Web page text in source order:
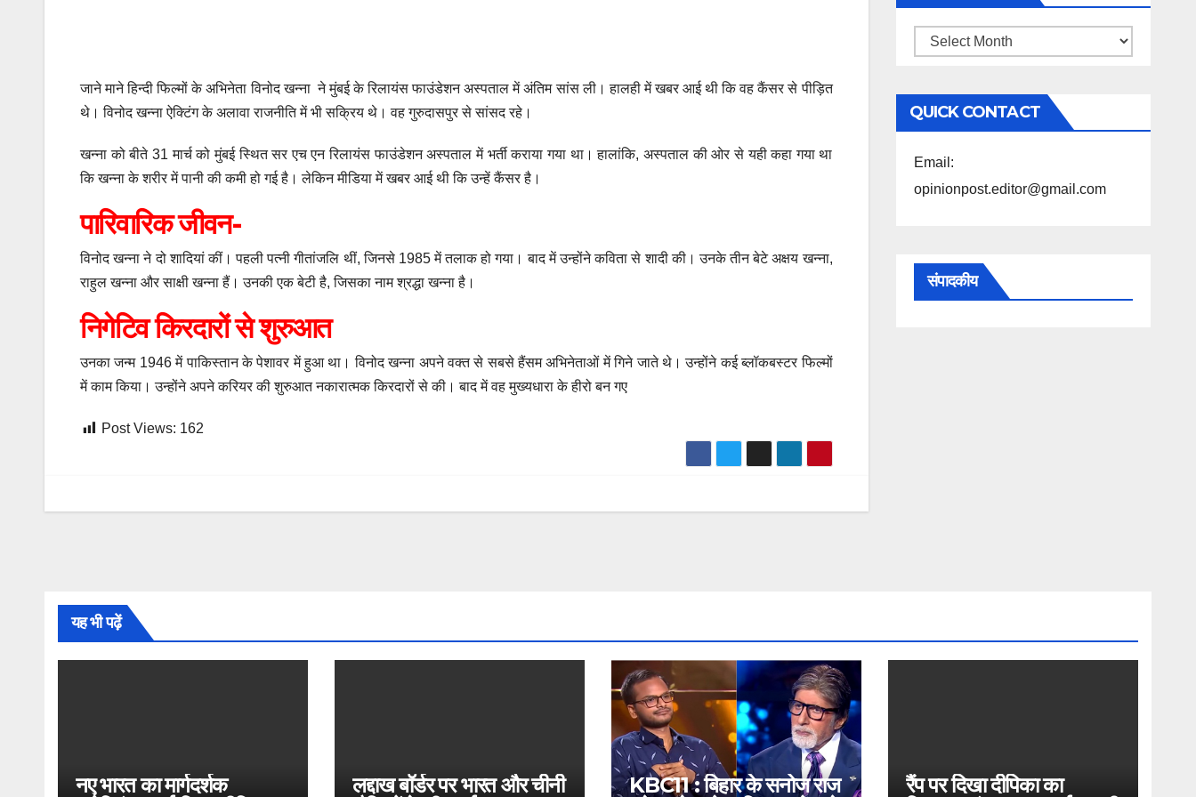
जाने माने हिन्दी फिल्मों के अभिनेता विनोद खन्ना ने मुंबई के रिलायंस फाउंडेशन अस्पताल में अंतिम सांस ली। हालही में खबर आई थी कि वह कैंसर से पीड़ित
थे। विनोद खन्ना ऐक्टिंग के अलावा राजनीति में भी सक्रिय थे। वह गुरुदासपुर से सांसद रहे।
खन्ना को बीते 31 मार्च को मुंबई स्थित सर एच एन रिलायंस फाउंडेशन अस्पताल में भर्ती कराया गया था। हालांकि, अस्पताल की ओर से यही कहा गया था
कि खन्ना के शरीर में पानी की कमी हो गई है। लेकिन मीडिया में खबर आई थी कि उन्हें कैंसर है।
पारिवारिक जीवन-
विनोद खन्ना ने दो शादियां कीं। पहली पत्नी गीतांजलि थीं, जिनसे 1985 में तलाक हो गया। बाद में उन्होंने कविता से शादी की। उनके तीन बेटे अक्षय खन्ना,
राहुल खन्ना और साक्षी खन्ना हैं। उनकी एक बेटी है, जिसका नाम श्रद्धा खन्ना है।
निगेटिव किरदारों से शुरुआत
उनका जन्म 1946 में पाकिस्तान के पेशावर में हुआ था। विनोद खन्ना अपने वक्त से सबसे हैंसम अभिनेताओं में गिने जाते थे। उन्होंने कई ब्लॉकबस्टर फिल्मों
में काम किया। उन्होंने अपने करियर की शुरुआत नकारात्मक किरदारों से की। बाद में वह मुख्यधारा के हीरो बन गए
Post Views: 162
महिने
अनुसार
पढ़ें
QUICK CONTACT
Email:
opinionpost.editor@gmail.com
संपादकीय
यह भी पढ़ें
नए भारत का मार्गदर्शक
लद्दाख बॉर्डर पर भारत और चीनी
KBC11 : बिहार के सनोज राज
रैंप पर दिखा दीपिका का